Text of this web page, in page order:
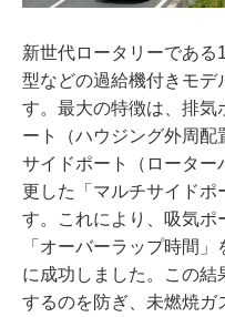
新世代ロータリーであ
型などの過給機付きモデ
す。最大の特徴は、排気
ート（ハウジング外周
サイドポート（ローター
更した「マルチサイド
す。これにより、吸気ポ
「オーバーラップ時間
に成功しました。この
するのを防ぎ、未燃焼ガ